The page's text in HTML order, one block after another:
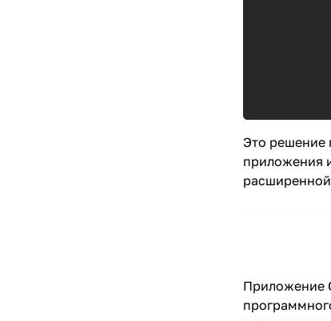
Это решение
приложения
Приложение